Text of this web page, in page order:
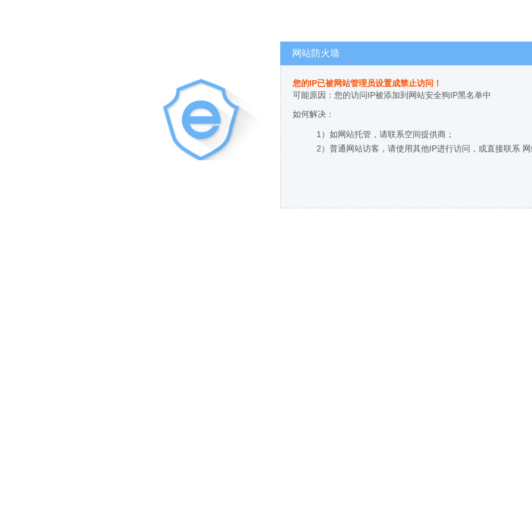
网站防火墙
您的IP已被网站管理员设置成禁止访问！
可能原因：您的访问IP被添加到网站安全狗IP黑名单中
如何解决：
1）如网站托管，请联系空间提供商；
2）普通网站访客，请使用其他IP进行访问，或直接联系 网